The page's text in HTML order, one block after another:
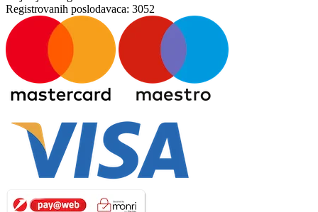
Registrovanih poslodavaca: 3052